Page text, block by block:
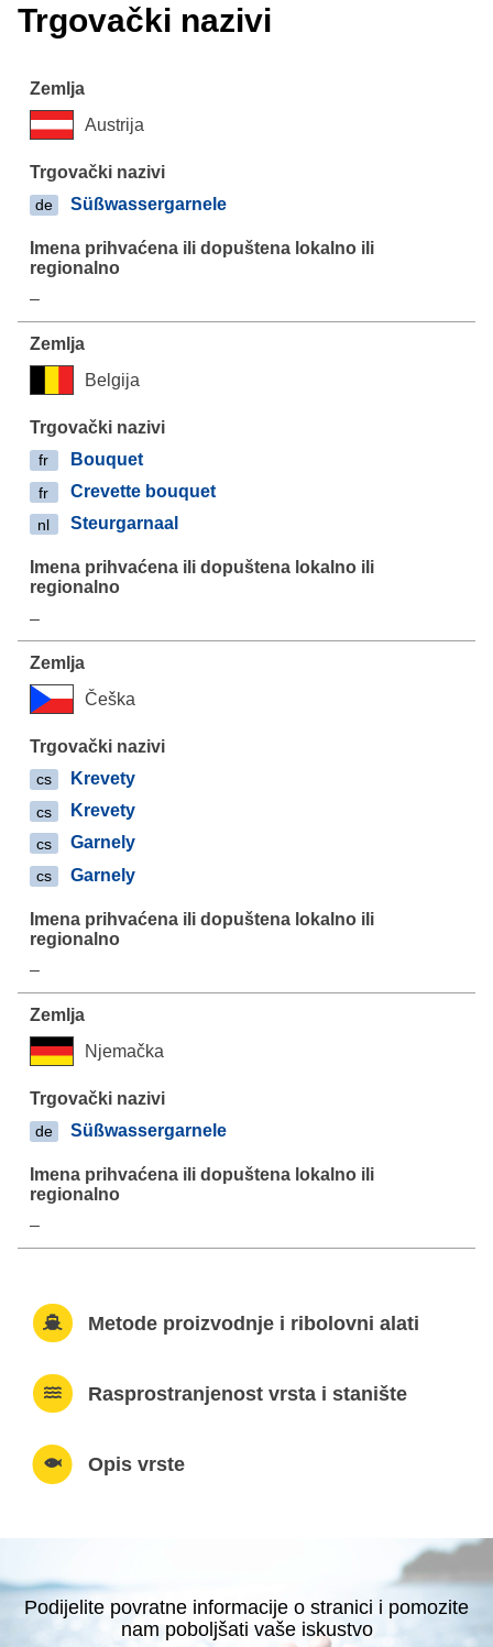
Trgovački nazivi
Austrija
de Süßwassergarnele
–
Belgija
fr Bouquet
fr Crevette bouquet
nl Steurgarnaal
–
Češka
cs Krevety
cs Krevety
cs Garnely
cs Garnely
–
Njemačka
de Süßwassergarnele
–
Metode proizvodnje i ribolovni alati
Rasprostranjenost vrsta i stanište
Opis vrste
Podijelite povratne informacije o stranici i pomozite
nam poboljšati vaše iskustvo